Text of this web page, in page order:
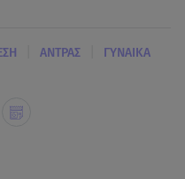
ΑΝΤΡΑΣ ΓΥΝΑΙΚΑ